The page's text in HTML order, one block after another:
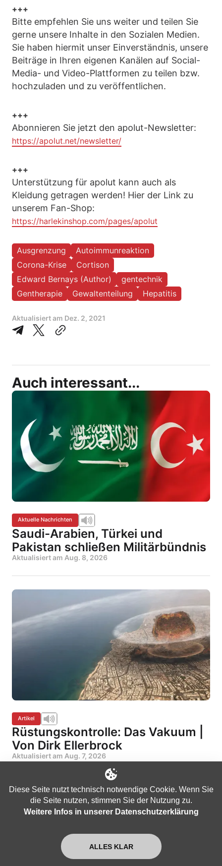
+++
Bitte empfehlen Sie uns weiter und teilen Sie
gerne unsere Inhalte in den Sozialen Medien.
Sie haben hiermit unser Einverständnis, unsere
Beiträge in Ihren eigenen Kanälen auf Social-
Media- und Video-Plattformen zu teilen bzw.
hochzuladen und zu veröffentlichen.
+++
Abonnieren Sie jetzt den apolut-Newsletter:
https://apolut.net/newsletter/
+++
Unterstützung für apolut kann auch als
Kleidung getragen werden! Hier der Link zu
unserem Fan-Shop:
https://harlekinshop.com/pages/apolut
Ausgrenzung
Autoimmunreaktion
Corona-Krise
Cortison
Edward Bernays (Author)
gentechnik
Gentherapie
Gewaltenteilung Hepatitis
Aktualisiert am Dez. 2, 2021
Auch interessant...
Aktuelle Nachrichten
Saudi-Arabien, Türkei und
Pakistan schließen Militärbündnis
Aktualisiert am Aug. 8, 2026
Artikel
Rüstungskontrolle: Das Vakuum |
Von Dirk Ellerbrock
Aktualisiert am Aug. 7, 2026
Diese Seite nutzt technisch notwendige Cookie. Wenn Sie
die Seite nutzen, stimmen Sie der Nutzung zu.
Weitere Infos in unserer Datenschutzerklärung
ALLES KLAR